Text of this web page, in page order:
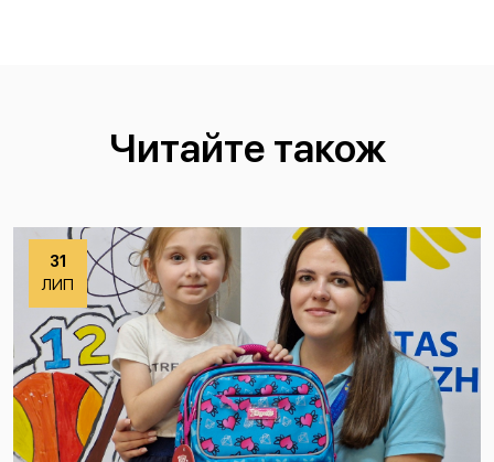
Читайте також
31
ЛИП